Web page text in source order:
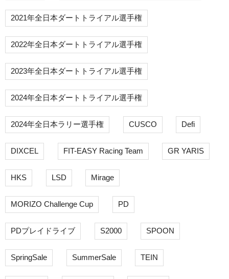
2021年全日本ダートトライアル選手権
2022年全日本ダートトライアル選手権
2023年全日本ダートトライアル選手権
2024年全日本ダートトライアル選手権
2024年全日本ラリー選手権 CUSCO Defi
DIXCEL FIT-EASY Racing Team GR YARIS
HKS LSD Mirage
MORIZO Challenge Cup PD
PDプレイドライブ S2000 SPOON
SpringSale SummerSale TEIN